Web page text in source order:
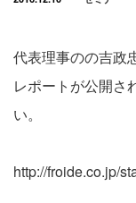
代表理事のの吉政
レポートが公開さ
い。
http://froide.co.jp/